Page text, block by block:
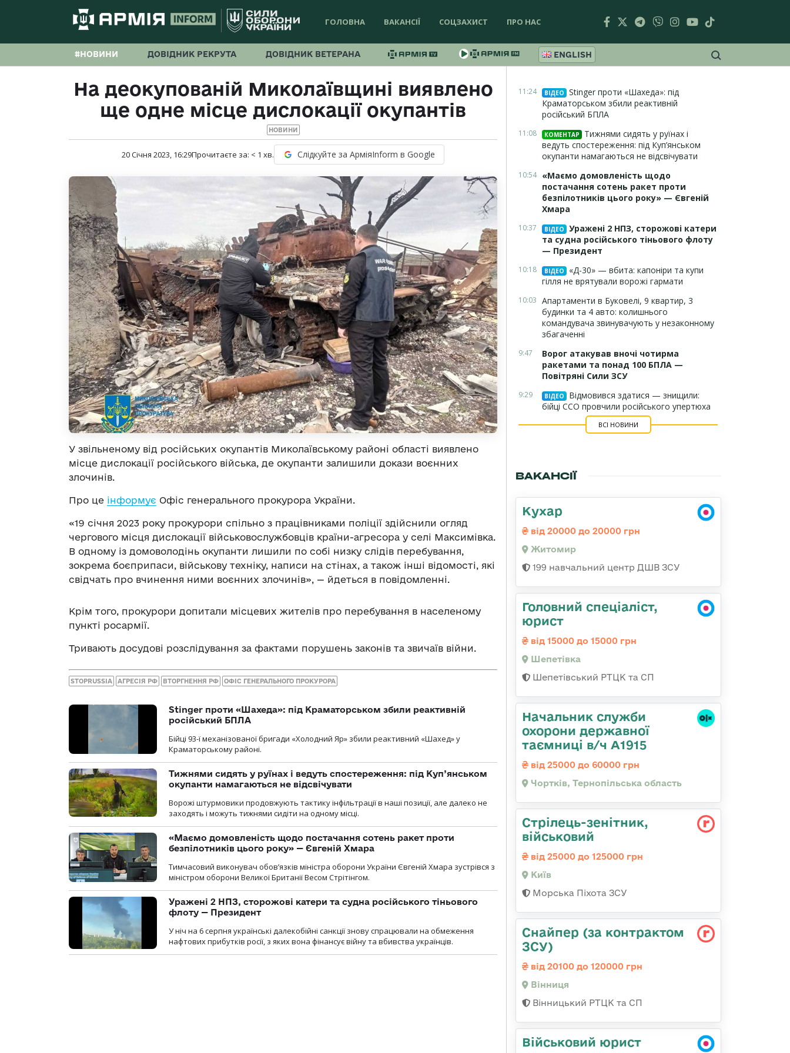
ГОЛОВНА ВАКАНСІЇ СОЦЗАХИСТ ПРО НАС
#НОВИНИ ДОВІДНИК РЕКРУТА ДОВІДНИК ВЕТЕРАНА ENGLISH
На деокупованій Миколаївщині виявлено
ще одне місце дислокації окупантів
НОВИНИ
20 Січня 2023, 16:29Прочитаєте за: < 1 хв. Слідкуйте за АрміяInform в Google
У звільненому від російських окупантів Миколаївському районі області виявлено
місце дислокації російського війська, де окупанти залишили докази воєнних
злочинів.
Про це інформує Офіс генерального прокурора України.
«19 січня 2023 року прокурори спільно з працівниками поліції здійснили огляд
чергового місця дислокації військовослужбовців країни-агресора у селі Максимівка.
В одному із домоволодінь окупанти лишили по собі низку слідів перебування,
зокрема боєприпаси, військову техніку, написи на стінах, а також інші відомості, які
свідчать про вчинення ними воєнних злочинів», — йдеться в повідомленні.
Крім того, прокурори допитали місцевих жителів про перебування в населеному
пункті росармії.
Тривають досудові розслідування за фактами порушень законів та звичаїв війни.
STOPRUSSIA АГРЕСІЯ РФ ВТОРГНЕННЯ РФ ОФІС ГЕНЕРАЛЬНОГО ПРОКУРОРА
Stinger проти «Шахеда»: під Краматорськом збили реактивній
російський БПЛА
Бійці 93-ї механізованої бригади «Холодний Яр» збили реактивний «Шахед» у
Краматорському районі.
Тижнями сидять у руїнах і ведуть спостереження: під Куп’янськом
окупанти намагаються не відсвічувати
Ворожі штурмовики продовжують тактику інфільтрації в наші позиції, але далеко не
заходять і можуть тижнями сидіти на одному місці.
«Маємо домовленість щодо постачання сотень ракет проти
безпілотників цього року» — Євгеній Хмара
Тимчасовий виконувач обов’язків міністра оборони України Євгеній Хмара зустрівся з
міністром оборони Великої Британії Весом Стрітінгом.
Уражені 2 НПЗ, сторожові катери та судна російського тіньового
флоту — Президент
У ніч на 6 серпня українські далекобійні санкції знову спрацювали на обмеження
нафтових прибутків росії, з яких вона фінансує війну та вбивства українців.
11:24 ВІДЕО
Stinger проти «Шахеда»: під
Краматорськом збили реактивній
російський БПЛА
11:08 КОМЕНТАР
Тижнями сидять у руїнах і
ведуть спостереження: під Куп’янськом
окупанти намагаються не відсвічувати
10:54 «Маємо домовленість щодо
постачання сотень ракет проти
безпілотників цього року» — Євгеній
Хмара
10:37 ВІДЕО
Уражені 2 НПЗ, сторожові катери
та судна російського тіньового флоту
— Президент
10:18 ВІДЕО
«Д-30» — вбита: капоніри та купи
гілля не врятували ворожі гармати
10:03 Апартаменти в Буковелі, 9 квартир, 3
будинки та 4 авто: колишнього
командувача звинувачують у незаконному
збагаченні
9:47
Ворог атакував вночі чотирма
ракетами та понад 100 БПЛА —
Повітряні Сили ЗСУ
9:29 ВІДЕО
Відмовився здатися — знищили:
бійці ССО провчили російського упертюха
ВСІ НОВИНИ
ВАКАНСІЇ
Кухар
від 20000 до 20000 грн
Житомир
199 навчальний центр ДШВ ЗСУ
Головний спеціаліст,
юрист
від 15000 до 15000 грн
Шепетівка
Шепетівський РТЦК та СП
Начальник служби
охорони державної
таємниці в/ч А1915
від 25000 до 60000 грн
Чортків, Тернопільська область
Стpілець-зенітник,
військовий
від 25000 до 125000 грн
Київ
Морська Піхота ЗСУ
Снайпер (за контрактом
ЗСУ)
від 20100 до 120000 грн
Вінниця
Вінницький РТЦК та СП
Військовий юрист